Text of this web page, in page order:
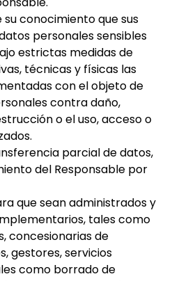
conocimiento que sus
personales sensibles
estrictas medidas de
técnicas y físicas las
con el objeto de
contra daño,
o el uso, acceso o
parcial de datos,
del Responsable por
que sean administrados y
tales como
concesionarias de
gestores, servicios
como borrado de